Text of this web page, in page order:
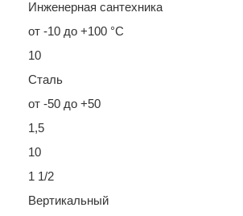
Инженерная сантехника
от -10 до +100 °С
10
Сталь
от -50 до +50
1,5
10
1 1/2
Вертикальный